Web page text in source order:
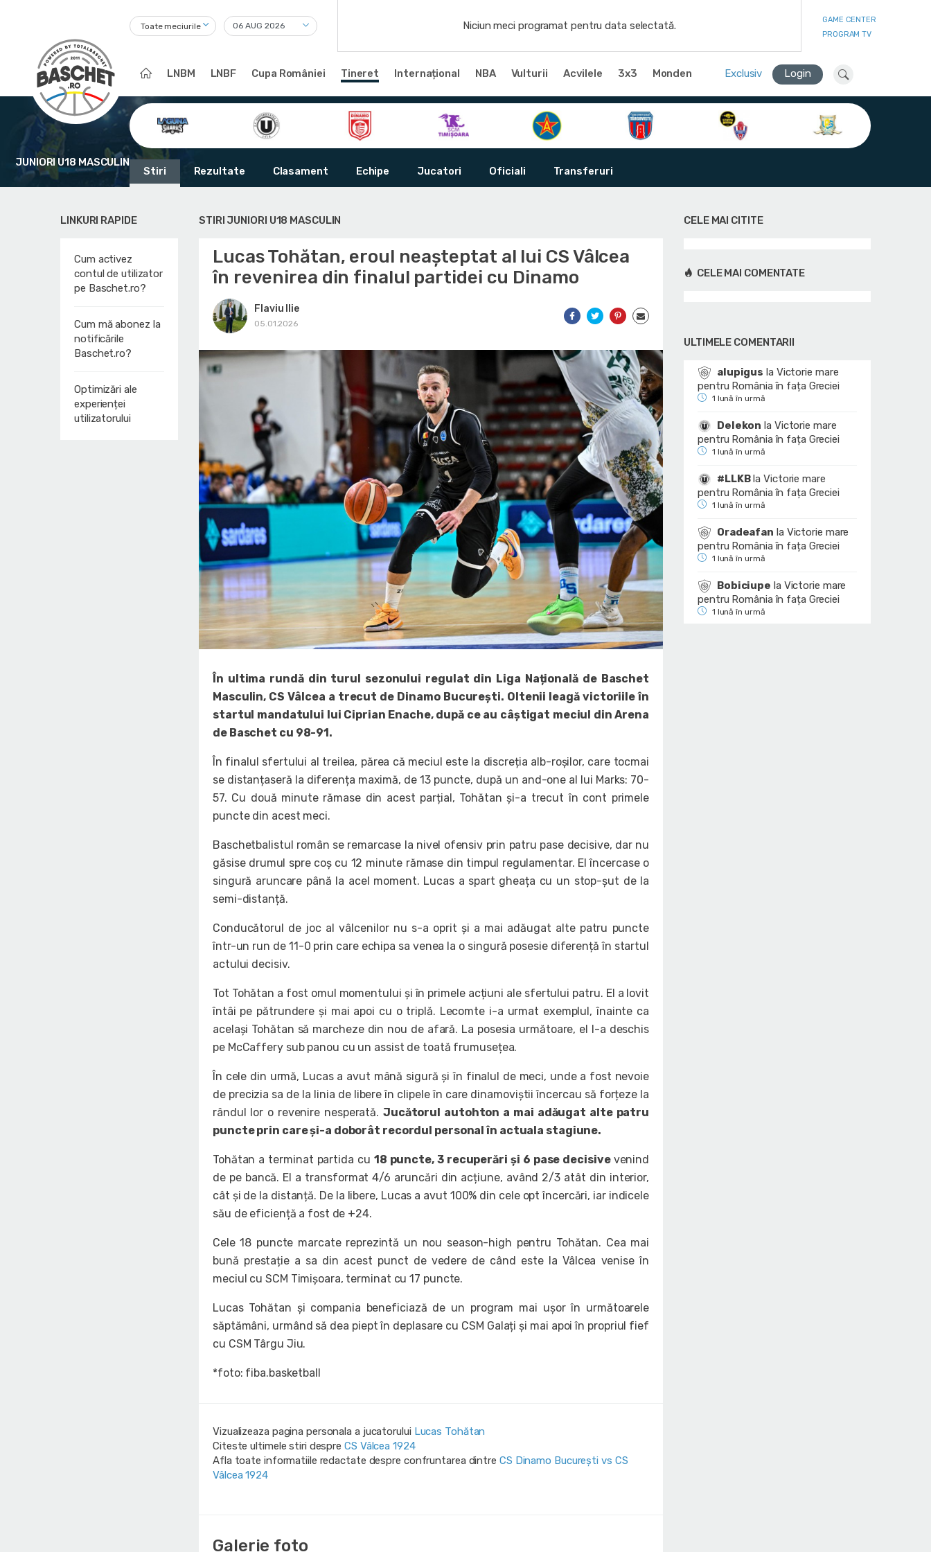
Toate meciurile Niciun meci programat pentru data selectată.
GAME CENTER
PROGRAM TV
LNBM LNBF Cupa României Tineret Internațional NBA Vulturii Acvilele 3x3 Monden Exclusiv Login
JUNIORI U18 MASCULIN
Stiri Rezultate Clasament Echipe Jucatori Oficiali Transferuri
LINKURI RAPIDE
Cum activez
contul de utilizator
pe Baschet.ro?
Cum mă abonez la
notificările
Baschet.ro?
Optimizări ale
experienței
utilizatorului
STIRI JUNIORI U18 MASCULIN
Lucas Tohătan, eroul neașteptat al lui CS Vâlcea
în revenirea din finalul partidei cu Dinamo
Flaviu Ilie
05.01.2026
În ultima rundă din turul sezonului regulat din Liga Națională de Baschet
Masculin, CS Vâlcea a trecut de Dinamo București. Oltenii leagă victoriile în
startul mandatului lui Ciprian Enache, după ce au câștigat meciul din Arena
de Baschet cu 98-91.
În finalul sfertului al treilea, părea că meciul este la discreția alb-roșilor, care tocmai
se distanțaseră la diferența maximă, de 13 puncte, după un and-one al lui Marks: 70-
57. Cu două minute rămase din acest parțial, Tohătan și-a trecut în cont primele
puncte din acest meci.
Baschetbalistul român se remarcase la nivel ofensiv prin patru pase decisive, dar nu
găsise drumul spre coș cu 12 minute rămase din timpul regulamentar. El încercase o
singură aruncare până la acel moment. Lucas a spart gheața cu un stop-șut de la
semi-distanță.
Conducătorul de joc al vâlcenilor nu s-a oprit și a mai adăugat alte patru puncte
într-un run de 11-0 prin care echipa sa venea la o singură posesie diferență în startul
actului decisiv.
Tot Tohătan a fost omul momentului și în primele acțiuni ale sfertului patru. El a lovit
întâi pe pătrundere și mai apoi cu o triplă. Lecomte i-a urmat exemplul, înainte ca
același Tohătan să marcheze din nou de afară. La posesia următoare, el l-a deschis
pe McCaffery sub panou cu un assist de toată frumusețea.
În cele din urmă, Lucas a avut mână sigură și în finalul de meci, unde a fost nevoie
de precizia sa de la linia de libere în clipele în care dinamoviștii încercau să forțeze la
rândul lor o revenire nesperată. Jucătorul autohton a mai adăugat alte patru
puncte prin care și-a doborât recordul personal în actuala stagiune.
Tohătan a terminat partida cu 18 puncte, 3 recuperări și 6 pase decisive venind
de pe bancă. El a transformat 4/6 aruncări din acțiune, având 2/3 atât din interior,
cât și de la distanță. De la libere, Lucas a avut 100% din cele opt încercări, iar indicele
său de eficiență a fost de +24.
Cele 18 puncte marcate reprezintă un nou season-high pentru Tohătan. Cea mai
bună prestație a sa din acest punct de vedere de când este la Vâlcea venise în
meciul cu SCM Timișoara, terminat cu 17 puncte.
Lucas Tohătan și compania beneficiază de un program mai ușor în următoarele
săptămâni, urmând să dea piept în deplasare cu CSM Galați și mai apoi în propriul fief
cu CSM Târgu Jiu.
*foto: fiba.basketball
Vizualizeaza pagina personala a jucatorului Lucas Tohătan
Citeste ultimele stiri despre CS Vâlcea 1924
Afla toate informatiile redactate despre confruntarea dintre CS Dinamo Bucureşti vs CS
Vâlcea 1924
Galerie foto
CELE MAI CITITE
CELE MAI COMENTATE
ULTIMELE COMENTARII
alupigus la Victorie mare
pentru România în fața Greciei
1 lună în urmă
Delekon la Victorie mare
pentru România în fața Greciei
1 lună în urmă
#LLKBlaVictorie mare
pentru România în fața Greciei
1 lună în urmă
Oradeafan la Victorie mare
pentru România în fața Greciei
1 lună în urmă
Bobiciupe la Victorie mare
pentru România în fața Greciei
1 lună în urmă